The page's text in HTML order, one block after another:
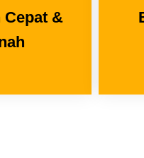
Cepat &